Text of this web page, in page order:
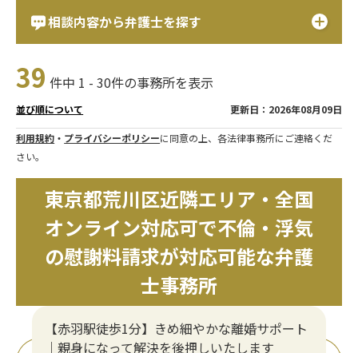
相談内容から弁護士を探す
39 件中 1 - 30件の事務所を表示
並び順について 更新日：2026年08月09日
利用規約 ・ プライバシーポリシーに同意の上、各法律事務所にご連絡くだ
さい。
東京都荒川区近隣エリア・全国
オンライン対応可で不倫・浮気
の慰謝料請求が対応可能な弁護
士事務所
【赤羽駅徒歩1分】きめ細やかな離婚サポート
｜親身になって解決を後押しいたします